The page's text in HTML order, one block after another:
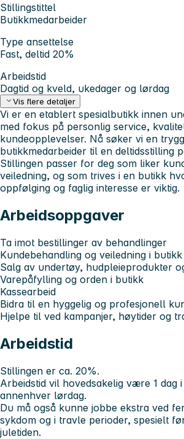
Stillingstittel
Butikkmedarbeider
Type ansettelse
Fast, deltid 20%
Arbeidstid
Dagtid og kveld, ukedager og lørdag
Vis flere detaljer
Vi er en etablert spesialbutikk innen
med fokus på personlig service,
kundeopplevelser. Nå søker vi en
butikkmedarbeider til en deltidsstilling
Stillingen passer for deg som liker
veiledning, og som trives i en butikk
oppfølging og faglig interesse er viktig.
Arbeidsoppgaver
Ta imot bestillinger av behandlinger
Kundebehandling og veiledning i butikk
Salg av undertøy, hudpleieprodukter
Varepåfylling og orden i butikk
Kassearbeid
Bidra til en hyggelig og profesjonell
Hjelpe til ved kampanjer, høytider og
Arbeidstid
Stillingen er ca. 20%.
Arbeidstid vil hovedsakelig være 1 dag
annenhver lørdag.
Du må også kunne jobbe ekstra ved
sykdom og i travle perioder, spesielt
juletiden.